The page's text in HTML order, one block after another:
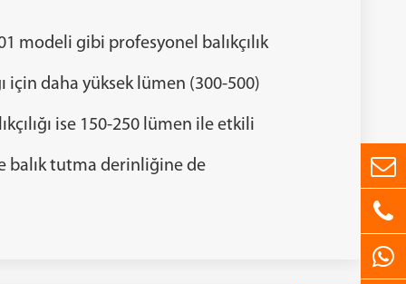
modeli gibi profesyonel balıkçılık
için daha yüksek lümen (300-500)
ise 150-250 lümen ile etkili
balık tutma derinliğine de